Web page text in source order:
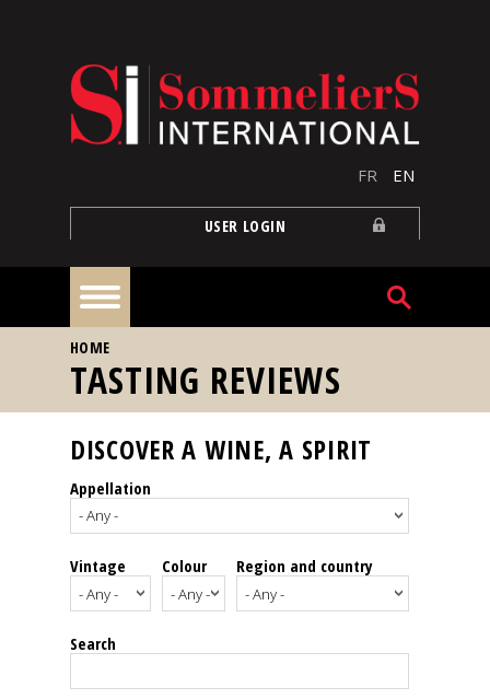
FR EN
USER LOGIN
Home
Our
events
Spirits
Tasting
reviews
YOU ARE HERE
HOME
TASTING REVIEWS
DISCOVER A WINE, A SPIRIT
Appellation
Vintage Colour Region and country
Search